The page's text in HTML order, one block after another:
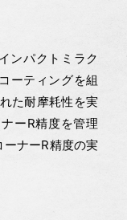
ンパクトミラク
ーティングを組
た耐摩耗性を実
ーR精度を管理
ーナーR精度の実